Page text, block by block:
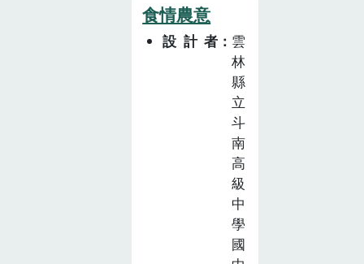
課，於社團課程
進行，由綜合活
動領域與科技領
域教師合作設計
課程內容，藉由
實踐智慧農業達
到創新與跨域效
益，帶領學生看
見未來農業發展
的無限可能，並
培養珍愛土地的
情懷，兼顧創新
軸，連結「飲食
生活與文化」、
「飲食健康與消
費」，發展「食
「豬事大吉」兩
個主題課程，共
9 節課。聚焦生
「畜」產品，帶
領學生關注產地
到餐桌的歷程，
食情農意
設計者
雲
林
縣
立
斗
南
高
級
中
學
國